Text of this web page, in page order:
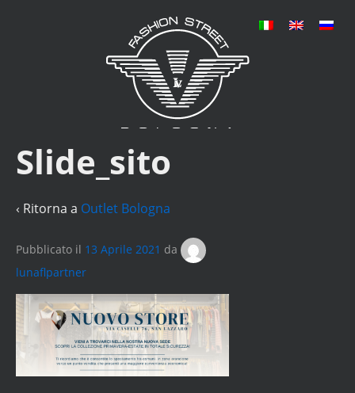
Slide_sito
‹ Ritorna a Outlet Bologna
Pubblicato il 13 Aprile 2021 da
lunaflpartner